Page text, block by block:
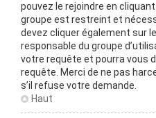
pouvez le rejoindre en
groupe est restreint et
devez cliquer également sur
responsable du groupe
votre requête et pourra vous
requête. Merci de ne pas
s’il refuse votre demande.
Haut